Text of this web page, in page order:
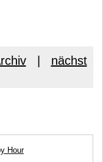
| nächst
Hour